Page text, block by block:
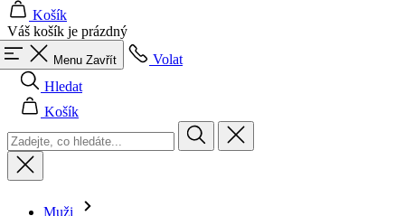
Hledat
Košík
Muži
Vše v kategorii Muži